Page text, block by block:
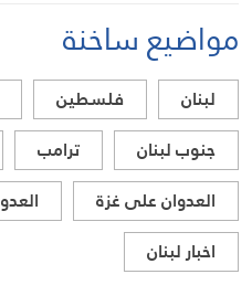
مواضيع ساخنة
لبنان فلسطين
جنوب لبنان
ترامب
العدوان على غزة
اخبار لبنان